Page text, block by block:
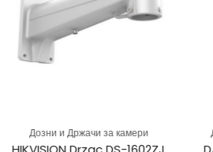
за камери Дозни и